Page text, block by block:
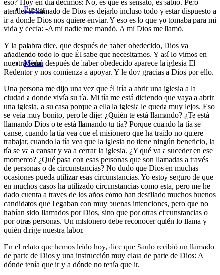
Buscar
Menú
eso? Hoy en día decimos: No, es que es sensato, es sabio. Pero
atender el llamado de Dios es dejarlo incluso todo y estar dispuesto a
ir a donde Dios nos quiere enviar. Y eso es lo que yo tomaba para mi
vida y decía: -A mí nadie me mandó. A mí Dios me llamó.
Y la palabra dice, que después de haber obedecido, Dios va
añadiendo todo lo que Él sabe que necesitamos. Y así lo vimos en
nuestra vida, después de haber obedecido aparece la iglesia El
Redentor y nos comienza a apoyar. Y le doy gracias a Dios por ello.
Una persona me dijo una vez que él iría a abrir una iglesia a la
ciudad a donde vivía su tía. Mi tía me está diciendo que vaya a abrir
una iglesia, a su casa porque a ella la iglesia le queda muy lejos. Eso
se veía muy bonito, pero le dije: ¿Quién te está llamando? ¿Te está
llamando Dios o te está llamando tu tía? Porque cuando la tía se
canse, cuando la tía vea que el misionero que ha traído no quiere
trabajar, cuando la tía vea que la iglesia no tiene ningún beneficio, la
tía se va a cansar y va a cerrar la iglesia. ¿Y qué va a suceder en ese
momento? ¿Qué pasa con esas personas que son llamadas a través
de personas o de circunstancias? No dudo que Dios en muchas
ocasiones pueda utilizar esas circunstancias. Yo estoy seguro de que
en muchos casos ha utilizado circunstancias como esta, pero me he
dado cuenta a través de los años cómo han desfilado muchos buenos
candidatos que llegaban con muy buenas intenciones, pero que no
habían sido llamados por Dios, sino que por otras circunstancias o
por otras personas. Un misionero debe reconocer quién lo llama y
quién dirige nuestra labor.
En el relato que hemos leído hoy, dice que Saulo recibió un llamado
de parte de Dios y una instrucción muy clara de parte de Dios: A
dónde tenía que ir y a dónde no tenía que ir.